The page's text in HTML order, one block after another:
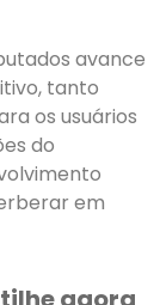
avance
tanto
os usuários
do
em